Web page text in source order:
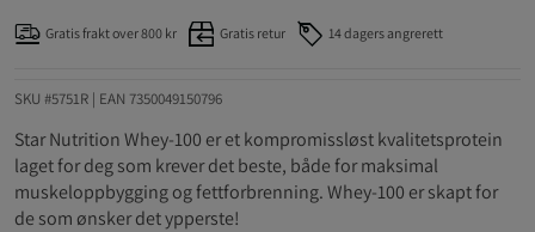
Gratis frakt over 800 kr Gratis retur 14 dagers angrerett
SKU #5751R | EAN 7350049150796
Star Nutrition Whey-100 er et kompromissløst kvalitetsprotein
laget for deg som krever det beste, både for maksimal
muskeloppbygging og fettforbrenning. Whey-100 er skapt for
de som ønsker det ypperste!